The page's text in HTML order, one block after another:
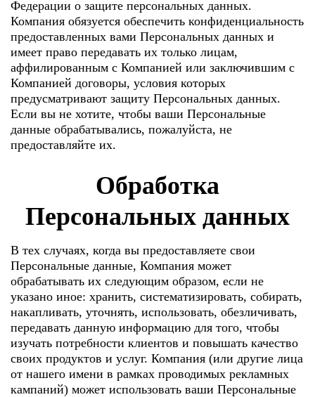
Федерации о защите персональных данных.
Компания обязуется обеспечить конфиденциальность
предоставленных вами Персональных данных и
имеет право передавать их только лицам,
аффилированным с Компанией или заключившим с
Компанией договоры, условия которых
предусматривают защиту Персональных данных.
Если вы не хотите, чтобы ваши Персональные
данные обрабатывались, пожалуйста, не
предоставляйте их.
Обработка
Персональных данных
В тех случаях, когда вы предоставляете свои
Персональные данные, Компания может
обрабатывать их следующим образом, если не
указано иное: хранить, систематизировать, собирать,
накапливать, уточнять, использовать, обезличивать,
передавать данную информацию для того, чтобы
изучать потребности клиентов и повышать качество
своих продуктов и услуг. Компания (или другие лица
от нашего имени в рамках проводимых рекламных
кампаний) может использовать ваши Персональные